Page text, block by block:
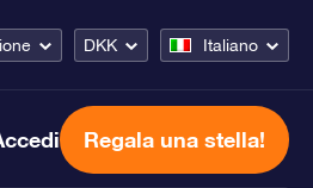
DKK Italiano
Regala una stella!